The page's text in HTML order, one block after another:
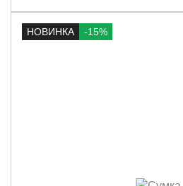
НОВИНКА -15%